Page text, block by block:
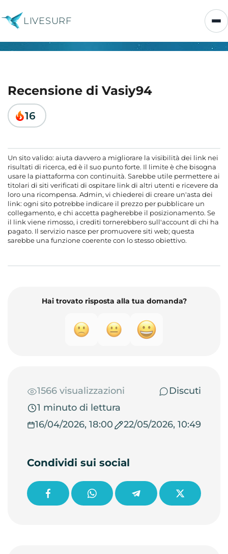
LIVESURF
Recensione di Vasiy94
16
Un sito valido: aiuta davvero a migliorare la visibilità dei link nei
risultati di ricerca, ed è il suo punto forte. Il limite è che bisogna
usare la piattaforma con continuità. Sarebbe utile permettere ai
titolari di siti verificati di ospitare link di altri utenti e ricevere da
loro una ricompensa. Admin, vi chiederei di creare un'asta dei
link: ogni sito potrebbe indicare il prezzo per pubblicare un
collegamento, e chi accetta pagherebbe il posizionamento. Se
il link viene rimosso, i crediti tornerebbero sull'account di chi ha
pagato. Il servizio nasce per promuovere siti web; questa
sarebbe una funzione coerente con lo stesso obiettivo.
Hai trovato risposta alla tua domanda?
1566 visualizzazioni
Discuti
1 minuto di lettura
16/04/2026, 18:00
22/05/2026, 10:49
Condividi sui social